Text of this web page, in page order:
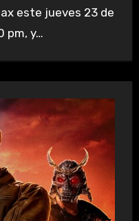
este jueves 23 de
pm, y…